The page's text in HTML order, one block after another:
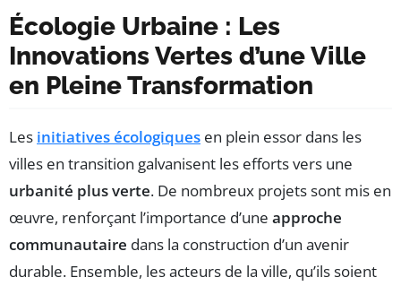
Écologie Urbaine : Les
Innovations Vertes d’une Ville
en Pleine Transformation
Les initiatives écologiques en plein essor dans les
villes en transition galvanisent les efforts vers une
urbanité plus verte. De nombreux projets sont mis en
œuvre, renforçant l’importance d’une approche
communautaire dans la construction d’un avenir
durable. Ensemble, les acteurs de la ville, qu’ils soient